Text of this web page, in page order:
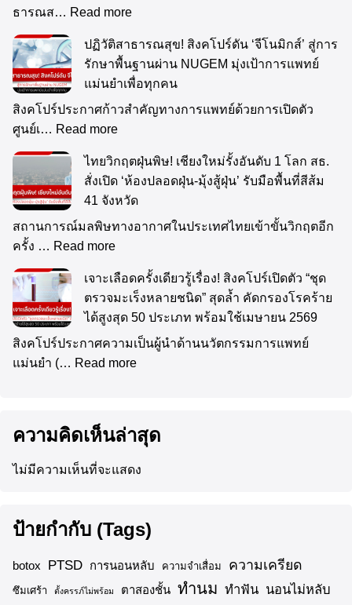
ธารณส… Read more
ปฏิวัติสาธารณสุข! สิงคโปร์ดัน ‘จีโนมิกส์’ สู่การ
รักษาพื้นฐานผ่าน NUGEM มุ่งเป้าการแพทย์
แม่นยำเพื่อทุกคน
สิงคโปร์ประกาศก้าวสำคัญทางการแพทย์ด้วยการเปิดตัว
ศูนย์เ… Read more
ไทยวิกฤตฝุ่นพิษ! เชียงใหม่รั้งอันดับ 1 โลก สธ.
สั่งเปิด ‘ห้องปลอดฝุ่น-มุ้งสู้ฝุ่น’ รับมือพื้นที่สีส้ม
41 จังหวัด
สถานการณ์มลพิษทางอากาศในประเทศไทยเข้าขั้นวิกฤตอีก
ครั้ง … Read more
เจาะเลือดครั้งเดียวรู้เรื่อง! สิงคโปร์เปิดตัว “ชุด
ตรวจมะเร็งหลายชนิด” สุดล้ำ คัดกรองโรคร้าย
ได้สูงสุด 50 ประเภท พร้อมใช้เมษายน 2569
สิงคโปร์ประกาศความเป็นผู้นำด้านนวัตกรรมการแพทย์
แม่นยำ (… Read more
ความคิดเห็นล่าสุด
ไม่มีความเห็นที่จะแสดง
ป้ายกำกับ (Tags)
botox PTSD การนอนหลับ ความจำเสื่อม ความเครียด
ซึมเศร้า ตั้งครรภ์ไม่พร้อม ตาสองชั้น ทำนม ทำฟัน นอนไม่หลับ